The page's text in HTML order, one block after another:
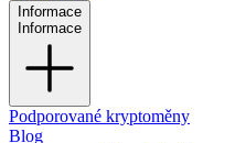
Informace
Informace
Podporované kryptoměny
Blog